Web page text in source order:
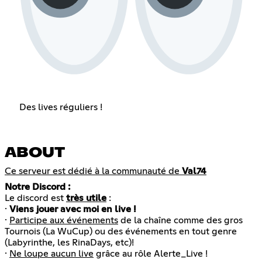
Des lives réguliers !
ABOUT
Ce serveur est dédié à la communauté de Val74
Notre Discord :
Le discord est très utile :
· Viens jouer avec moi en live !
· Participe aux événements de la chaîne comme des gros
Tournois (La WuCup) ou des événements en tout genre
(Labyrinthe, les RinaDays, etc)!
· Ne loupe aucun live grâce au rôle Alerte_Live !